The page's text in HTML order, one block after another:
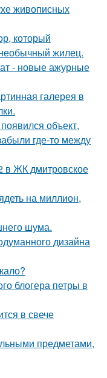
живописных
который
жилец.
- новые ажурные
галерея в
объект,
где-то между
в ЖК дмитровское
на миллион,
шума.
дизайна
блогера петры в
в свече
предметами,